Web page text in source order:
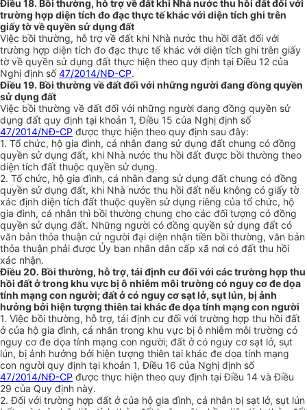
Điều 18. Bồi thường, hỗ trợ về đất khi Nhà nước thu hồi đất đối với
trường hợp diện tích đo đạc thực tế khác với diện tích ghi trên
giấy tờ về quyền sử dụng đất
Việc bồi thường, hỗ trợ về đất khi Nhà nước thu hồi đất đối với
trường hợp diện tích đo đạc thực tế khác với diện tích ghi trên giấy
tờ về quyền sử dụng đất thực hiện theo quy định tại Điều 12 của
Nghị định số47/2014/NĐ-CP.
Điều 19. Bồi thường về đất đối với những người đang đồng quyền
sử dụng đất
Việc bồi thường về đất đối với những người đang đồng quyền sử
dụng đất quy định tại khoản 1, Điều 15 của Nghị định số
47/2014/NĐ-CP được thực hiện theo quy định sau đây:
1. Tổ chức, hộ gia đình, cá nhân đang sử dụng đất chung có đồng
quyền sử dụng đất, khi Nhà nước thu hồi đất được bồi thường theo
diện tích đất thuộc quyền sử dụng.
2. Tổ chức, hộ gia đình, cá nhân đang sử dụng đất chung có đồng
quyền sử dụng đất, khi Nhà nước thu hồi đất nếu không có giấy tờ
xác định diện tích đất thuộc quyền sử dụng riêng của tổ chức, hộ
gia đình, cá nhân thì bồi thường chung cho các đối tượng có đồng
quyền sử dụng đất. Những người có đồng quyền sử dụng đất có
văn bản thỏa thuận cử người đại diện nhận tiền bồi thường, văn bản
thỏa thuận phải được Ủy ban nhân dân cấp xã nơi có đất thu hồi
xác nhận.
Điều 20. Bồi thường, hỗ trợ, tái định cư đối với các trường hợp thu
hồi đất ở trong khu vực bị ô nhiễm môi trường có nguy cơ đe dọa
tính mạng con người; đất ở có nguy cơ sạt lở, sụt lún, bị ảnh
hưởng bởi hiện tượng thiên tai khác đe dọa tính mạng con người
1. Việc bồi thường, hỗ trợ, tái định cư đối với trường hợp thu hồi đất
ở của hộ gia đình, cá nhân trong khu vực bị ô nhiễm môi trường có
nguy cơ đe dọa tính mạng con người; đất ở có nguy cơ sạt lở, sụt
lún, bị ảnh hưởng bởi hiện tượng thiên tai khác đe dọa tính mạng
con người quy định tại khoản 1, Điều 16 của Nghị định số
47/2014/NĐ-CP được thực hiện theo quy định tại Điều 14 và Điều
29 của Quy định này.
2.Đối với trường hợp đất ở của hộ gia đình, cá nhân bị sạt lở, sụt lún